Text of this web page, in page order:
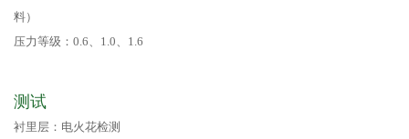
料）
压力等级：0.6、1.0、1.6
测试
衬里层：电火花检测